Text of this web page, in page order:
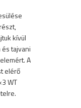
kívül
tajvani
A
elérő
WT